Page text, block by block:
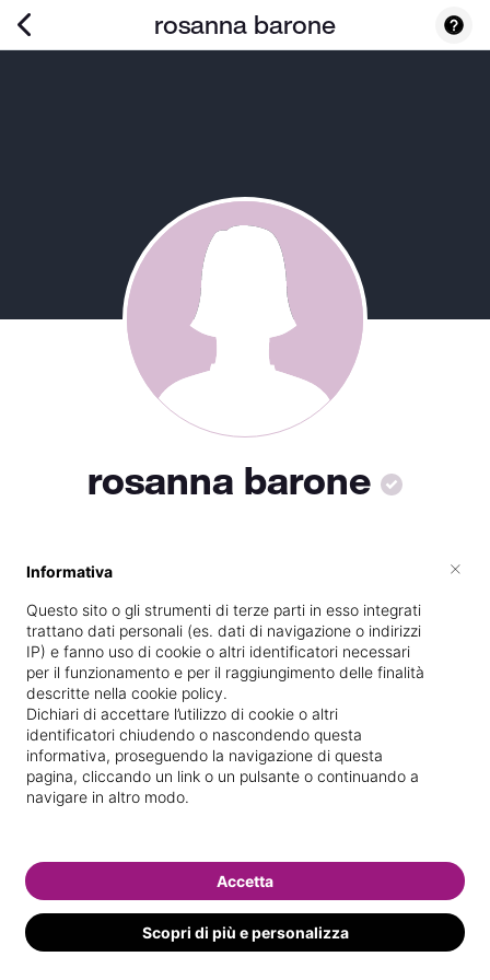
rosanna barone
rosanna barone
Specializzata inMassaggi del
benessere
Vedi le informazioni di rosanna
Informativa
Questo sito o gli strumenti di terze parti in esso integrati
trattano dati personali (es. dati di navigazione o indirizzi
IP) e fanno uso di cookie o altri identificatori necessari
per il funzionamento e per il raggiungimento delle finalità
descritte nella cookie policy.
Dichiari di accettare l’utilizzo di cookie o altri
identificatori chiudendo o nascondendo questa
informativa, proseguendo la navigazione di questa
pagina, cliccando un link o un pulsante o continuando a
navigare in altro modo.
Scopri di più e personalizza
Accetta
×